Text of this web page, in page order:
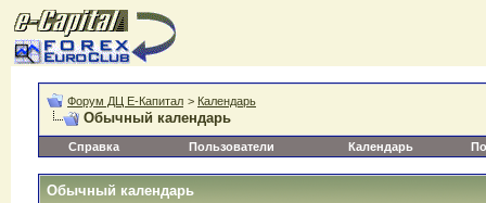
Форум ДЦ Е-Капитал > Календарь
Обычный календарь
Справка Пользователи Календарь
Обычный календарь